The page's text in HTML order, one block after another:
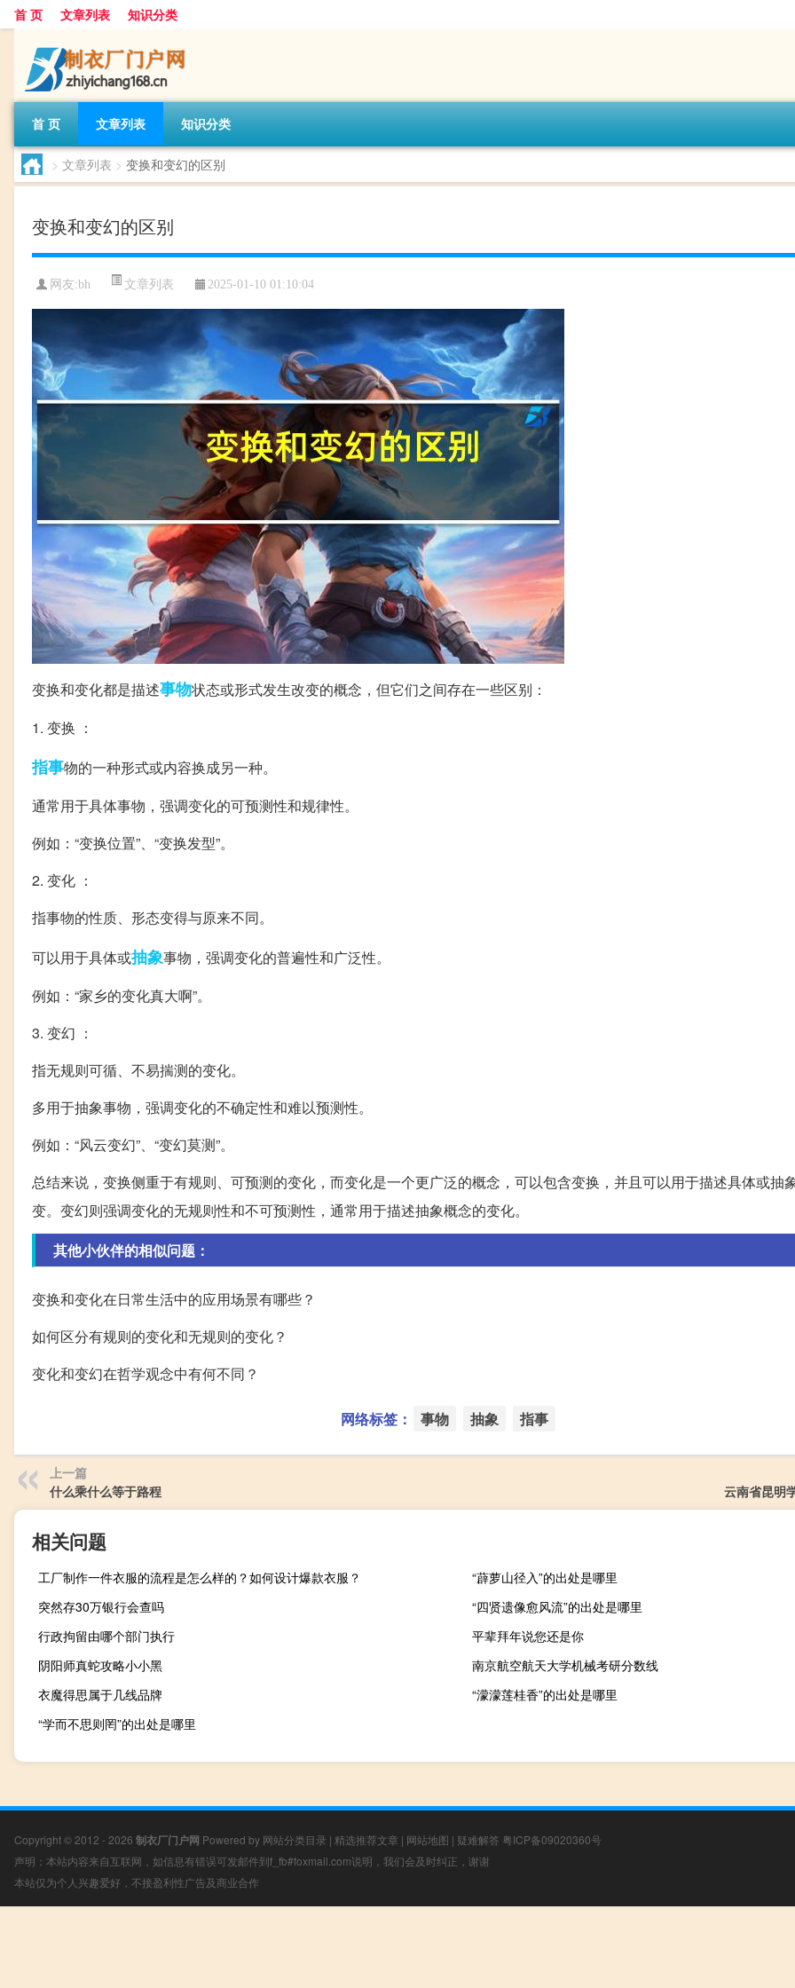
首 页 文章列表 知识分类
首 页 文章列表 知识分类
> 文章列表 > 变换和变幻的区别
变换和变幻的区别
网友:bh 文章列表 2025-01-10 01:10:04
变换和变化都是描述事物状态或形式发生改变的概念，但它们之间存在一些区别：
1. 变换 ：
指事物的一种形式或内容换成另一种。
通常用于具体事物，强调变化的可预测性和规律性。
例如：“变换位置”、“变换发型”。
2. 变化 ：
指事物的性质、形态变得与原来不同。
可以用于具体或抽象事物，强调变化的普遍性和广泛性。
例如：“家乡的变化真大啊”。
3. 变幻 ：
指无规则可循、不易揣测的变化。
多用于抽象事物，强调变化的不确定性和难以预测性。
例如：“风云变幻”、“变幻莫测”。
总结来说，变换侧重于有规则、可预测的变化，而变化是一个更广泛的概念，可以包含变换，并且可以用于描述具体或抽
变。变幻则强调变化的无规则性和不可预测性，通常用于描述抽象概念的变化。
其他小伙伴的相似问题：
变换和变化在日常生活中的应用场景有哪些？
如何区分有规则的变化和无规则的变化？
变化和变幻在哲学观念中有何不同？
网络标签： 事物 抽象 指事
上一篇
什么乘什么等于路程
云南省昆明
相关问题
工厂制作一件衣服的流程是怎么样的？如何设计爆款衣服？
“薜萝山径入”的出处是哪里
突然存30万银行会查吗
“四贤遗像愈风流”的出处是哪里
行政拘留由哪个部门执行
平辈拜年说您还是你
阴阳师真蛇攻略小小黑
南京航空航天大学机械考研分数线
衣魔得思属于几线品牌
“濛濛莲桂香”的出处是哪里
“学而不思则罔”的出处是哪里
Copyright © 2012 - 2026 制衣厂门户网 Powered by 网站分类目录 | 精选推荐文章 | 网站地图 | 疑难解答 粤ICP备09020360号
声明：本站内容来自互联网，如信息有错误可发邮件到f_fb#foxmail.com说明，我们会及时纠正，谢谢
本站仅为个人兴趣爱好，不接盈利性广告及商业合作